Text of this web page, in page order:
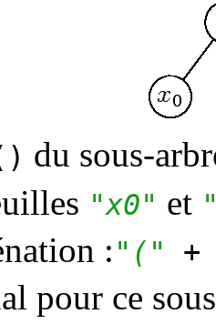
du sous-
"x0" et
: "("
pour ce